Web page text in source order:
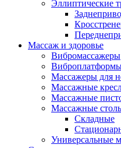
Эллиптические
Массаж и здоровье
Вибромассажеры
Массажеры для
Массажные
Массажные
Массажные
Складные
Универсальные